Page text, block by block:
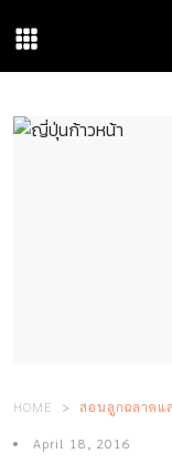
HOME สอนลูกฉลาดแ
April 18, 2016